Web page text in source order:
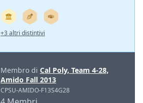
+3 altri distintivi
Membro di Cal Poly, Team 4-28,
Amido Fall 2013
CPSU-AMIDO-F13S4G28